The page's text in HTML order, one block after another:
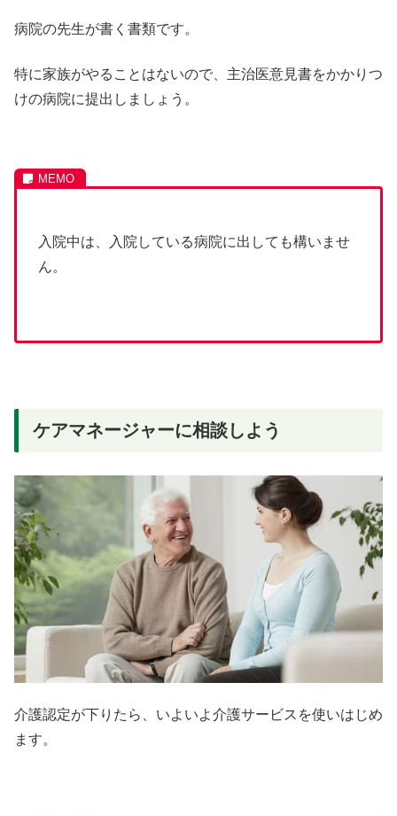
病院の先生が書く書類です。
特に家族がやることはないので、主治医意見書をかかりつ
けの病院に提出しましょう。
入院中は、入院している病院に出しても構いませ
ん。
ケアマネージャーに相談しよう
介護認定が下りたら、いよいよ介護サービスを使いはじめ
ます。